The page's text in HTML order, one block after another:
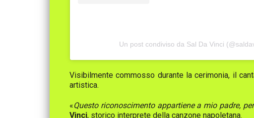
Un post condiviso da Sal Da Vinci
Visibilmente commosso durante la cerimonia, il
artistica.
«Questo riconoscimento appartiene a mio padre,
Vinci, storico interprete della canzone napoletana.